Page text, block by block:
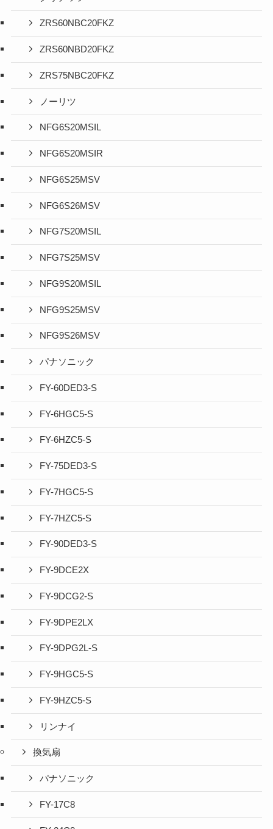
ZRS60NBC20FKZ
ZRS60NBD20FKZ
ZRS75NBC20FKZ
ノーリツ
NFG6S20MSIL
NFG6S20MSIR
NFG6S25MSV
NFG6S26MSV
NFG7S20MSIL
NFG7S25MSV
NFG9S20MSIL
NFG9S25MSV
NFG9S26MSV
パナソニック
FY-60DED3-S
FY-6HGC5-S
FY-6HZC5-S
FY-75DED3-S
FY-7HGC5-S
FY-7HZC5-S
FY-90DED3-S
FY-9DCE2X
FY-9DCG2-S
FY-9DPE2LX
FY-9DPG2L-S
FY-9HGC5-S
FY-9HZC5-S
リンナイ
換気扇
パナソニック
FY-17C8